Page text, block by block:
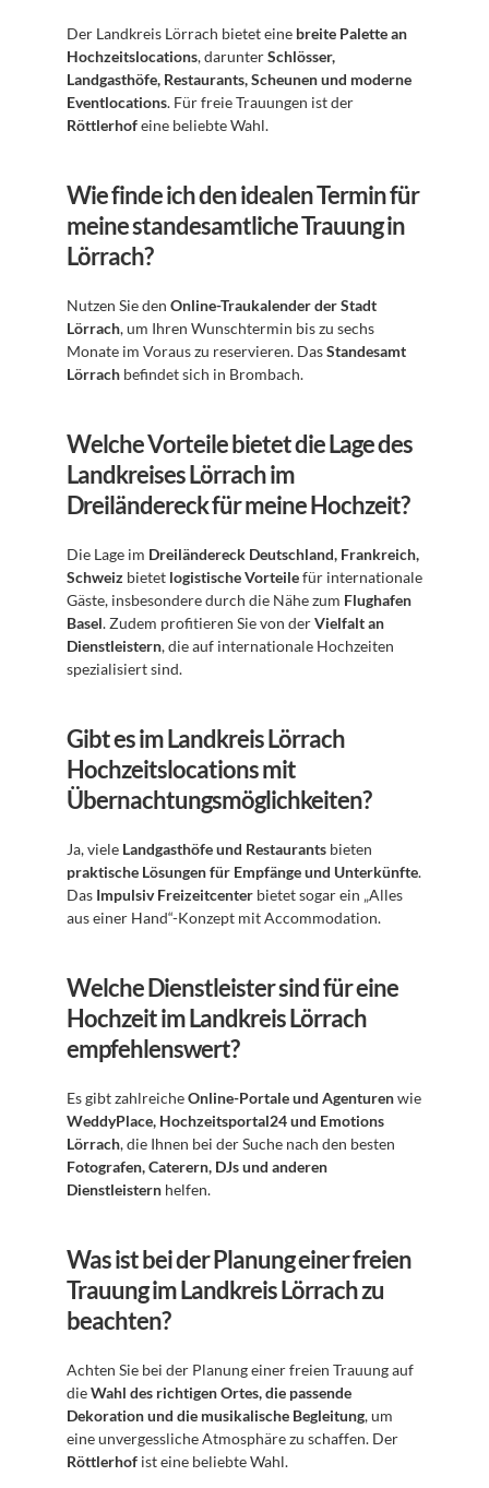
Der Landkreis Lörrach bietet eine breite Palette an
Hochzeitslocations, darunter Schlösser,
Landgasthöfe, Restaurants, Scheunen und moderne
Eventlocations
Röttlerhof eine beliebte Wahl.
Wie finde ich den idealen Termin für
meine standesamtliche Trauung in
Lörrach?
Nutzen Sie den Online-Traukalender der Stadt
Lörrach, um Ihren Wunschtermin bis zu sechs
Monate im Voraus zu reservieren. Das Standesamt
Lörrach befindet sich in Brombach.
Welche Vorteile bietet die Lage des
Landkreises Lörrach im
Dreiländereck für meine Hochzeit?
Die Lage im Dreiländereck Deutschland, Frankreich,
Schweiz bietet logistische Vorteile für internationale
Gäste, insbesondere durch die Nähe zum Flughafen
Basel. Zudem profitieren Sie von der Vielfalt an
Dienstleistern, die auf internationale Hochzeiten
spezialisiert sind.
Gibt es im Landkreis Lörrach
Hochzeitslocations mit
Übernachtungsmöglichkeiten?
Ja, viele Landgasthöfe und Restaurants
praktische Lösungen für Empfänge und Unterkünfte.
Das Impulsiv Freizeitcenter bietet sogar ein „Alles
aus einer Hand“-Konzept mit Accommodation.
Welche Dienstleister sind für eine
Hochzeit im Landkreis Lörrach
empfehlenswert?
Es gibt zahlreiche Online-Portale und Agenturen
WeddyPlace, Hochzeitsportal24 und Emotions
Lörrach
Fotografen, Caterern, DJs und anderen
Dienstleistern helfen.
Was ist bei der Planung einer freien
Trauung im Landkreis Lörrach zu
beachten?
Achten Sie bei der Planung einer freien Trauung auf
die Wahl des richtigen Ortes, die passende
Dekoration und die musikalische Begleitung, um
Röttlerhof ist eine beliebte Wahl.